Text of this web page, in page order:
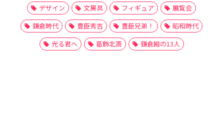
デザイン
文房具 フィギュア
展覧会
鎌倉時代
豊臣秀吉 豊臣兄弟！
昭和時代
光る君へ
葛飾北斎 鎌倉殿の13人